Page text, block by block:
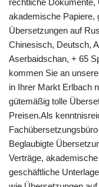
rechtliche Dokumente,
akademische Papiere,
Übersetzungen auf
Chinesisch, Deutsch,
Aserbaidschan, + 65
kommen Sie an
in Ihrer Markt Erlbach
gütemäßig tolle
Preisen.Als
Beglaubigte
Verträge,
geschäftliche